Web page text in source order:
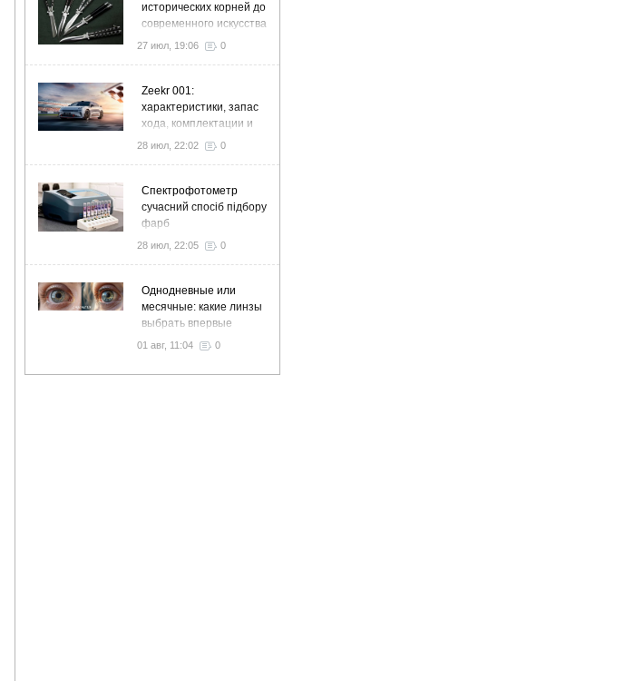
исторических корней до
современного искусства
флиппинга
27 июл, 19:06 0
Zeekr 001:
характеристики, запас
хода, комплектации и
особенности
28 июл, 22:02 0
Спектрофотометр
сучасний спосіб підбору
фарб
28 июл, 22:05 0
Однодневные или
месячные: какие линзы
выбрать впервые
01 авг, 11:04 0